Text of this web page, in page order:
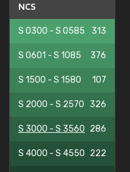
NCS
S 0300 - S 0585 313
S 0601 - S 1085 376
S 1500 - S 1580 107
S 2000 - S 2570 326
S 3000 - S 3560 286
S 4000 - S 4550 222